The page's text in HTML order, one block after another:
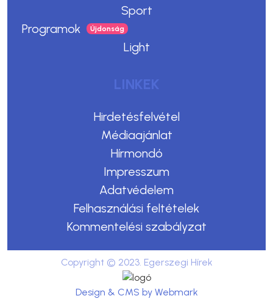
Sport
Programok
Light
LINKEK
Hirdetésfelvétel
Médiaajánlat
Hírmondó
Impresszum
Adatvédelem
Felhasználási feltételek
Kommentelési szabályzat
Copyright © 2023. Egerszegi Hírek
Design & CMS by Webmark